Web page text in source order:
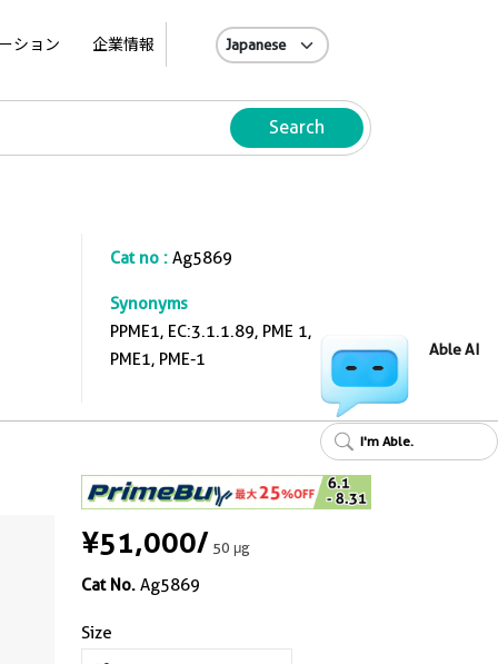
ション 企業情報
Search
Cat no : Ag5869
Synonyms
PPME1, EC:3.1.1.89, PME 1,
PME1, PME-1
¥51,000/50 μg
Cat No. Ag5869
Size
Able AI
I'm Able.